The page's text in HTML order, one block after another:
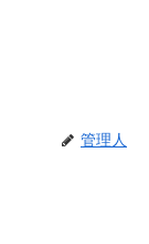
管理人